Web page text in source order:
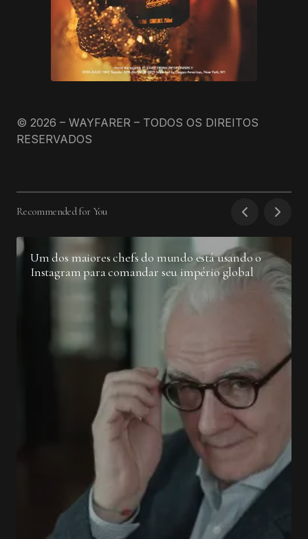
© 2026 – WAYFARER – TODOS OS DIREITOS
RESERVADOS
Recommended for You
Um dos maiores chefs do mundo está usando o
Instagram para comandar seu império global